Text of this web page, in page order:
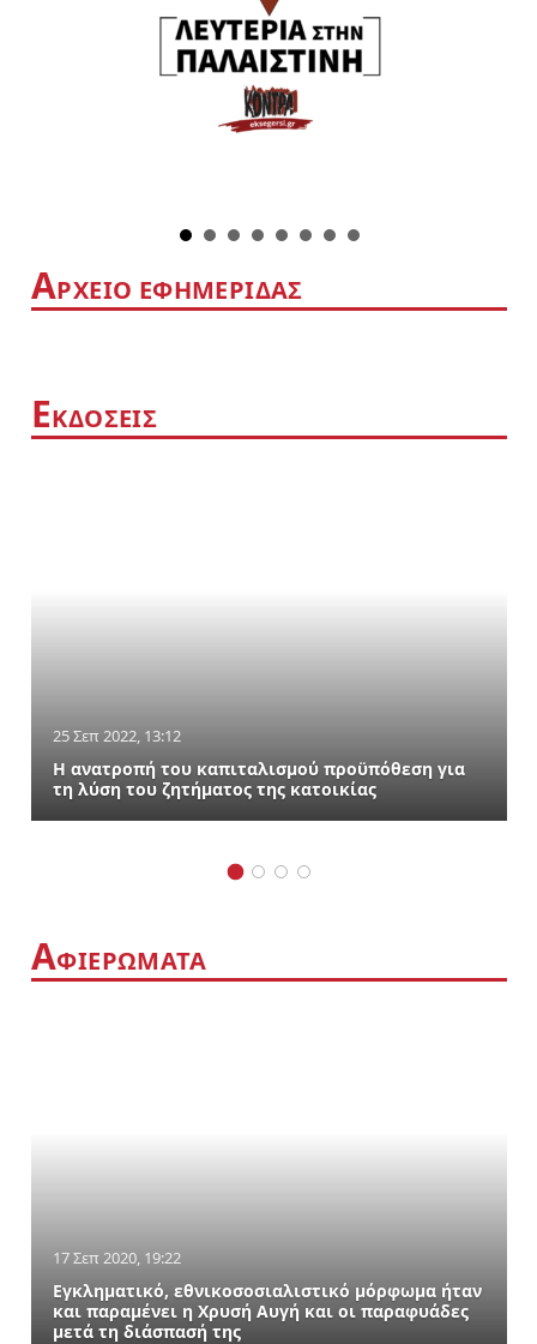
ΑΡΧΕΙΟ ΕΦΗΜΕΡΙΔΑΣ
ΕΚΔΟΣΕΙΣ
25 Σεπ 2022, 13:12
Η ανατροπή του καπιταλισμού προϋπόθεση για
τη λύση του ζητήματος της κατοικίας
ΑΦΙΕΡΩΜΑΤΑ
17 Σεπ 2020, 19:22
Εγκληματικό, εθνικοσοσιαλιστικό μόρφωμα ήταν
και παραμένει η Χρυσή Αυγή και οι παραφυάδες
μετά τη διάσπασή της